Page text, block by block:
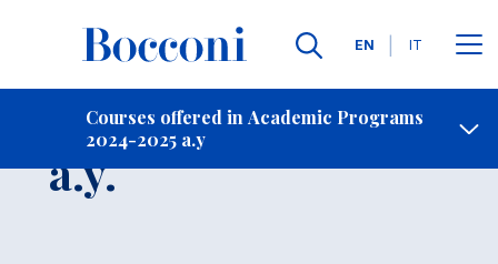
Languages
EN IT
Courses offered in Academic Programs
2024-2025 a.y
Contact Us
Course 2024-2025
a.y.